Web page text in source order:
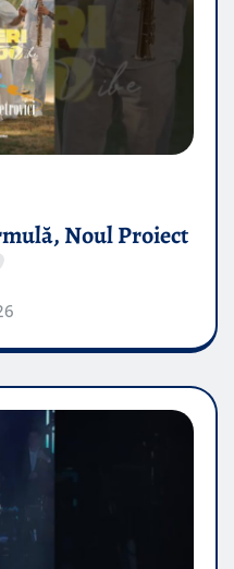
Noul Proiect